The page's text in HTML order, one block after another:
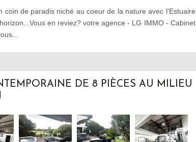
coin de paradis niché au coeur de la nature avec l'Estuaire
en reviez? votre agence - LG IMMO - Cabinet
DE 8 PIÈCES AU MILIEU